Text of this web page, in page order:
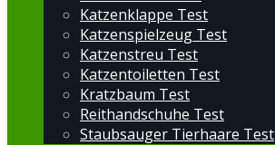
Katzenklappe Test
Katzenspielzeug Test
Katzenstreu Test
Katzentoiletten Test
Kratzbaum Test
Reithandschuhe Test
Staubsauger Tierhaare Test